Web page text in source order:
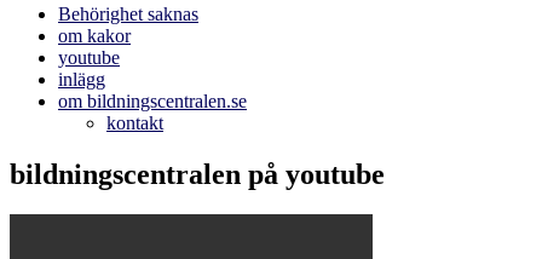
Behörighet saknas
om kakor
youtube
inlägg
om bildningscentralen.se
kontakt
bildningscentralen på youtube